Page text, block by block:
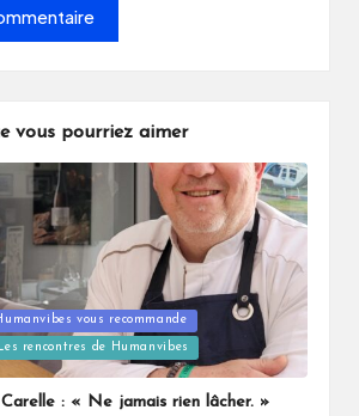
vous pourriez aimer
vous recommande
Les rencontres de Humanvibes
: « Ne jamais rien lâcher. »